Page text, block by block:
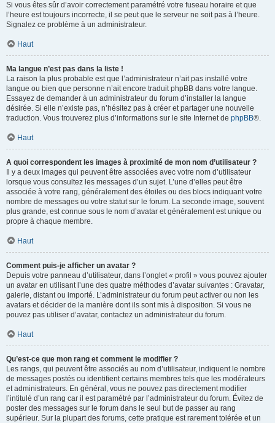
Si vous êtes sûr d’avoir correctement paramétré votre fuseau horaire et que
l’heure est toujours incorrecte, il se peut que le serveur ne soit pas à l’heure.
Signalez ce problème à un administrateur.
Haut
Ma langue n’est pas dans la liste !
La raison la plus probable est que l’administrateur n’ait pas installé votre
langue ou bien que personne n’ait encore traduit phpBB dans votre langue.
Essayez de demander à un administrateur du forum d’installer la langue
désirée. Si elle n’existe pas, n’hésitez pas à créer et partager une nouvelle
traduction. Vous trouverez plus d’informations sur le site Internet de phpBB®.
Haut
A quoi correspondent les images à proximité de mon nom d’utilisateur ?
Il y a deux images qui peuvent être associées avec votre nom d’utilisateur
lorsque vous consultez les messages d’un sujet. L’une d’elles peut être
associée à votre rang, généralement des étoiles ou des blocs indiquant votre
nombre de messages ou votre statut sur le forum. La seconde image, souvent
plus grande, est connue sous le nom d’avatar et généralement est unique ou
propre à chaque membre.
Haut
Comment puis-je afficher un avatar ?
Depuis votre panneau d’utilisateur, dans l’onglet « profil » vous pouvez ajouter
un avatar en utilisant l’une des quatre méthodes d’avatar suivantes : Gravatar,
galerie, distant ou importé. L’administrateur du forum peut activer ou non les
avatars et décider de la manière dont ils sont mis à disposition. Si vous ne
pouvez pas utiliser d’avatar, contactez un administrateur du forum.
Haut
Qu’est-ce que mon rang et comment le modifier ?
Les rangs, qui peuvent être associés au nom d’utilisateur, indiquent le nombre
de messages postés ou identifient certains membres tels que les modérateurs
et administrateurs. En général, vous ne pouvez pas directement modifier
l’intitulé d’un rang car il est paramétré par l’administrateur du forum. Évitez de
poster des messages sur le forum dans le seul but de passer au rang
supérieur. Sur la plupart des forums, cette pratique est rarement tolérée et un